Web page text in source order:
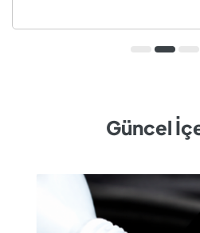
değiştirilmeyen soğutma suyu;
arızaları ve yüksek onarım ma...
Güncel